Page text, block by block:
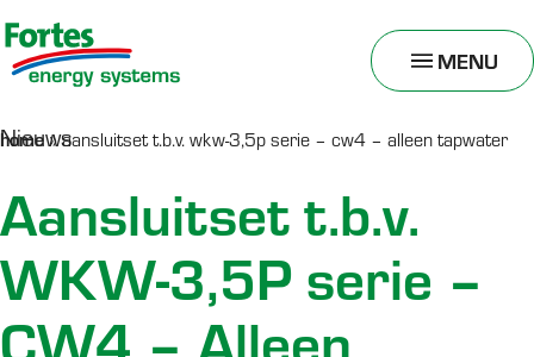
MENU
TOGGLE
MENU
home»aansluitset t.b.v. wkw-3,5p serie – cw4 – alleen tapwater
Nieuws
Aansluitset t.b.v.
WKW-3,5P serie –
CW4 – Alleen